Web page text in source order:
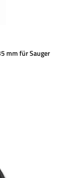
mm für Sauger